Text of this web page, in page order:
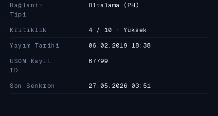
Bağlantı
Tipi
Oltalama (PH)
Kritiklik
4 / 10 · Yüksek
Yayım Tarihi
06.02.2019 18:38
USOM Kayıt
ID
67799
Son Senkron 27.05.2026 03:51